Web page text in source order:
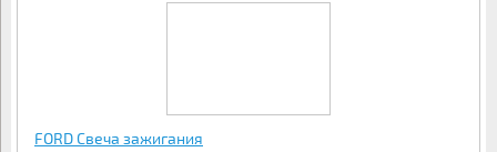
FORD Свеча зажигания